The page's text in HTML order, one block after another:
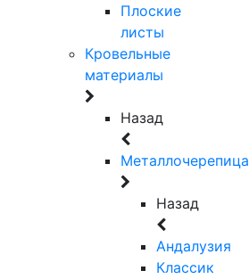
Плоские
листы
Кровельные
материалы
Назад
Металлочерепица
Назад
Андалузия
Классик